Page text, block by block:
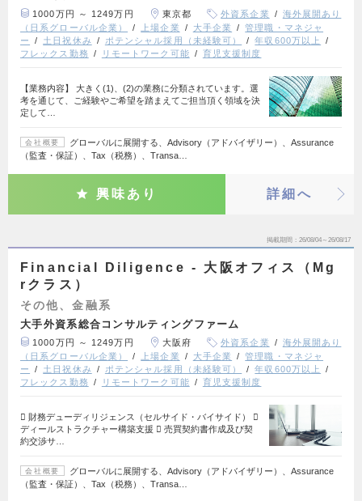
1000万円 ～ 1249万円 東京都 外資系企業
海外展開あり
（日系グローバル企業）
上場企業 大手企業
管理職・マネジャ
ー
土日祝休み ポテンシャル採用（未経験可）
年収600万以上
フレックス勤務
リモートワーク可能 育児支援制度
【業務内容】 大きく(1)、(2)の業務に分類されています。選
考を通じて、ご経験やご希望を踏まえてご担当頂く領域を決
定して…
会社概要
グローバルに展開する、Advisory（アドバイザリー）、Assurance
（監査・保証）、Tax（税務）、Transa…
興味あり 詳細へ
掲載期間 26/08/04～26/08/17
Financial Diligence - 大阪オフィス（Mg
rクラス）
その他、金融系
大手外資系総合コンサルティングファーム
1000万円 ～ 1249万円 大阪府 外資系企業
海外展開あり
（日系グローバル企業）
上場企業 大手企業
管理職・マネジャ
ー
土日祝休み ポテンシャル採用（未経験可）
年収600万以上
フレックス勤務
リモートワーク可能 育児支援制度
 財務デューディリジェンス（セルサイド・バイサイド） 
ディールストラクチャー構築支援  売買契約書作成及び契
約交渉サ…
会社概要
グローバルに展開する、Advisory（アドバイザリー）、Assurance
（監査・保証）、Tax（税務）、Transa…